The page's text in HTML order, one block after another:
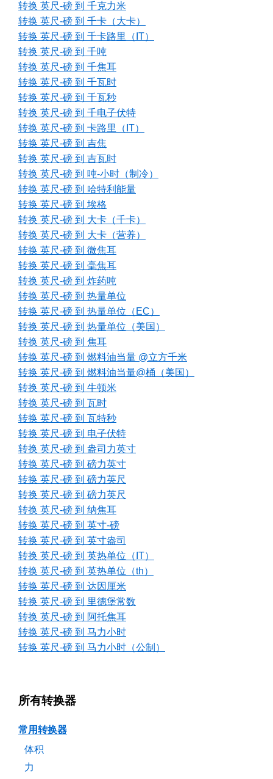
转换 英尺-磅 到 千克力米
转换 英尺-磅 到 千卡（大卡）
转换 英尺-磅 到 千卡路里（IT）
转换 英尺-磅 到 千吨
转换 英尺-磅 到 千焦耳
转换 英尺-磅 到 千瓦时
转换 英尺-磅 到 千瓦秒
转换 英尺-磅 到 千电子伏特
转换 英尺-磅 到 卡路里（IT）
转换 英尺-磅 到 吉焦
转换 英尺-磅 到 吉瓦时
转换 英尺-磅 到 吨-小时（制冷）
转换 英尺-磅 到 哈特利能量
转换 英尺-磅 到 埃格
转换 英尺-磅 到 大卡（千卡）
转换 英尺-磅 到 大卡（营养）
转换 英尺-磅 到 微焦耳
转换 英尺-磅 到 毫焦耳
转换 英尺-磅 到 炸药吨
转换 英尺-磅 到 热量单位
转换 英尺-磅 到 热量单位（EC）
转换 英尺-磅 到 热量单位（美国）
转换 英尺-磅 到 焦耳
转换 英尺-磅 到 燃料油当量 @立方千米
转换 英尺-磅 到 燃料油当量@桶（美国）
转换 英尺-磅 到 牛顿米
转换 英尺-磅 到 瓦时
转换 英尺-磅 到 瓦特秒
转换 英尺-磅 到 电子伏特
转换 英尺-磅 到 盎司力英寸
转换 英尺-磅 到 磅力英寸
转换 英尺-磅 到 磅力英尺
转换 英尺-磅 到 磅力英尺
转换 英尺-磅 到 纳焦耳
转换 英尺-磅 到 英寸-磅
转换 英尺-磅 到 英寸盎司
转换 英尺-磅 到 英热单位（IT）
转换 英尺-磅 到 英热单位（th）
转换 英尺-磅 到 达因厘米
转换 英尺-磅 到 里德堡常数
转换 英尺-磅 到 阿托焦耳
转换 英尺-磅 到 马力小时
转换 英尺-磅 到 马力小时（公制）
所有转换器
常用转换器
体积
力